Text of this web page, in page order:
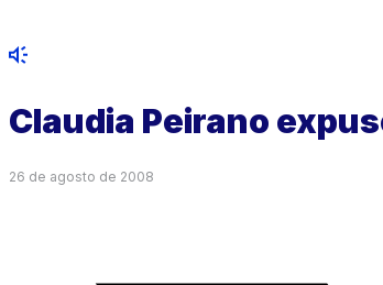
Claudia Peirano
26 de agosto de 2008